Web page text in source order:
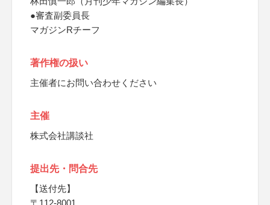
●審査副委員長
マガジンRチーフ
著作権の扱い
主催者にお問い合わせください
主催
株式会社講談社
提出先・問合先
【送付先】
〒112-8001